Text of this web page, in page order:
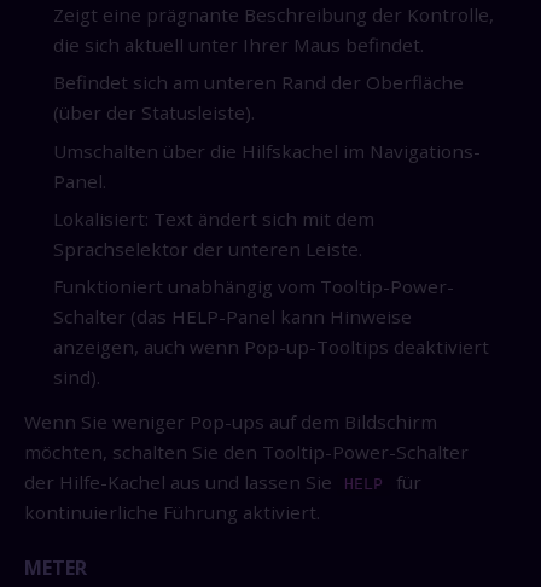
Zeigt eine prägnante Beschreibung der Kontrolle,
die sich aktuell unter Ihrer Maus befindet.
Befindet sich am unteren Rand der Oberfläche
(über der Statusleiste).
Umschalten über die Hilfskachel im Navigations-
Panel.
Lokalisiert: Text ändert sich mit dem
Sprachselektor der unteren Leiste.
Funktioniert unabhängig vom Tooltip-Power-
Schalter (das HELP-Panel kann Hinweise
anzeigen, auch wenn Pop-up-Tooltips deaktiviert
sind).
Wenn Sie weniger Pop-ups auf dem Bildschirm
möchten, schalten Sie den Tooltip-Power-Schalter
der Hilfe-Kachel aus und lassen Sie
HELP
für
kontinuierliche Führung aktiviert.
METER